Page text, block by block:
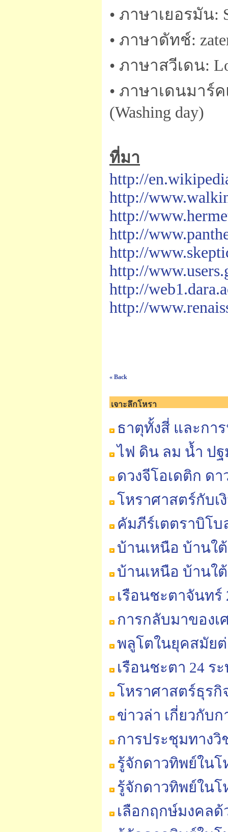
• ภาษาเยอรมัน:
• ภาษาดัทช์:
• ภาษาสวีเดน:
• ภาษาเดนมาร์
(Washing day)
ที่มา
http://
http://
http://
http://
http://
http://
http://
http://
« Back
เจาะลึกโหรา
ธาตุทั้งสี่ และกา
ไฟ ดิน ลม น้ำ ป
ดวงจีโอเดติก ดา
โหราศาสตร์กับเ
คัมภีร์เตตราบิโบ
บ้านเหนือ บ้านใ
บ้านเหนือ บ้านใ
เรือนชะตาจันทร์
การกลับมาของเ
พลูโตในยุคสมัยต่
เรือนชะตา 24 ร
โหราศาสตร์ธุร
ข่าวล่า เกี่ยวกับ
การประชุมทาง
รู้จักดาวทิพย์ในโ
รู้จักดาวทิพย์ในโ
เลือกฤกษ์มงคลด้